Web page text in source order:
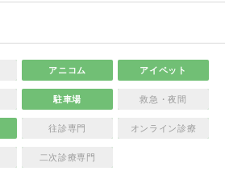
アニコム アイペット
駐車場 救急・夜間
往診専門 オンライン診療
二次診療専門